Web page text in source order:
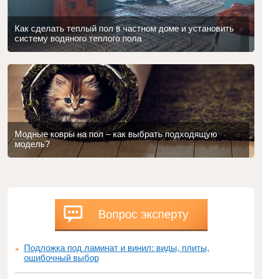
Как сделать теплый пол в частном доме и установить
систему водяного теплого пола
Модные ковры на пол – как выбрать подходящую
модель?
Вопрос эксперту
Подложка под ламинат и винил: виды, плиты,
ошибочный выбор